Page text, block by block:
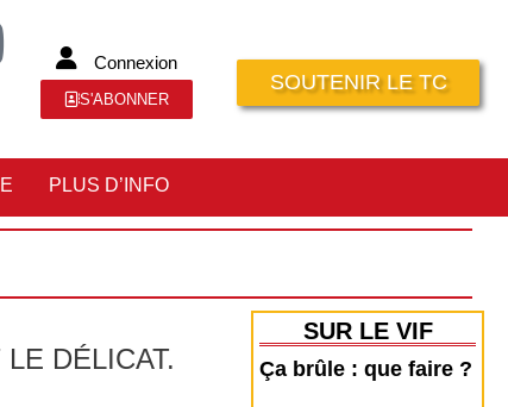
Connexion
S'ABONNER
SOUTENIR LE TC
PLUS D’INFO
DÉLICAT.
SUR LE VIF
Ça brûle : que faire ?